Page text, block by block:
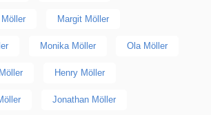
Margit Möller
Monika Möller Ola Möller
Henry Möller
Jonathan Möller